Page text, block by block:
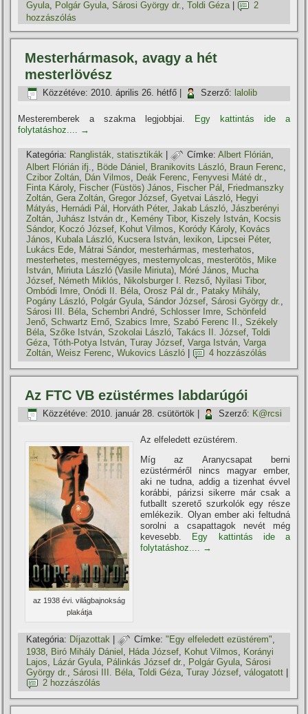
Gyula, Polgár Gyula,Sárosi György dr.,Toldi Géza|
2
hozzászólás
Mesterhármasok, avagy a hét
mesterlövész
Közzétéve: 2010. április 26. hétfő Szerző: lalolib
Mesteremberek a szakma legjobbjai.
Egy kattintás ide a
folytatáshoz.... →
Kategória: Ranglisták, statisztikák | Címke: Albert Flórián,
Albert Flórián ifj., Böde Dániel , Branikovits László, Braun Ferenc,
Czibor Zoltán, Dán Vilmos, Deák Ferenc, Fenyvesi Máté dr.,
Finta Károly, Fischer (Füstös) János, Fischer Pál , Friedmanszky
Zoltán,Gera Zoltán,Gregor József,Gyetvai László, Hegyi
Mátyás, Hernádi Pál , Horváth Péter,Jakab László,Jászberényi
Zoltán,Juhász István dr., Kemény Tibor, Kiszely István, Kocsis
Sándor, Koczó József, Kohut Vilmos, Koródy Károly, Kovács
János, Kubala László, Kucsera István, lexikon, Lipcsei Péter,
Lukács Ede, Mátrai Sándor, mesterhármas, mesterhatos,
mesterhetes, mesternégyes, mesternyolcas, mesterötös, Mike
István, Miriuta László (Vasile Miriuta), Móré János, Mucha
József, Németh Miklós, Nikolsburger I. Rezső, Nyilasi Tibor,
Ombódi Imre,Onódi II. Béla,Orosz Pál dr., Pataky Mihály,
Pogány László, Polgár Gyula,Sándor József,Sárosi György dr.,
Sárosi III. Béla,Schembri André,Schlosser Imre,Schönfeld
Jenő,Schwartz Ernő,Szabics Imre,Szabó Ferenc II.,Székely
Béla,Szőke István,Szokolai László,Takács II. József,Toldi
Géza,Tóth-Potya István,Turay József,Varga István,Varga
Zoltán,Weisz Ferenc,Wukovics László 4 hozzászólás
Az FTC VB ezüstérmes labdarúgói
Közzétéve: 2010. január 28. csütörtök Szerző: K@rcsi
az 1938 évi. világbajnokság
plakátja
Az elfeledett ezüstérem.
Mí­g az Aranycsapat berni
ezüstérméről nincs magyar ember,
aki ne tudna, addig a tizenhat évvel
korábbi, párizsi sikerre már csak a
futballt szerető szurkolók egy része
emlékezik. Olyan ember aki feltudná
sorolni a csapattagok nevét még
kevesebb.
Egy kattintás ide a
folytatáshoz.... →
Kategória: Dí­jazottak | Címke: "Egy elfeledett ezüstérem",
1938 Biró Mihály Dániel Háda József Kohut Vilmos
Korányi
Lajos
Lázár Gyula Pálinkás József dr. Polgár Gyula ,Sárosi
György dr.
,Sárosi III. Béla ,Toldi Géza ,Turay József ,válogatott |
2 hozzászólás